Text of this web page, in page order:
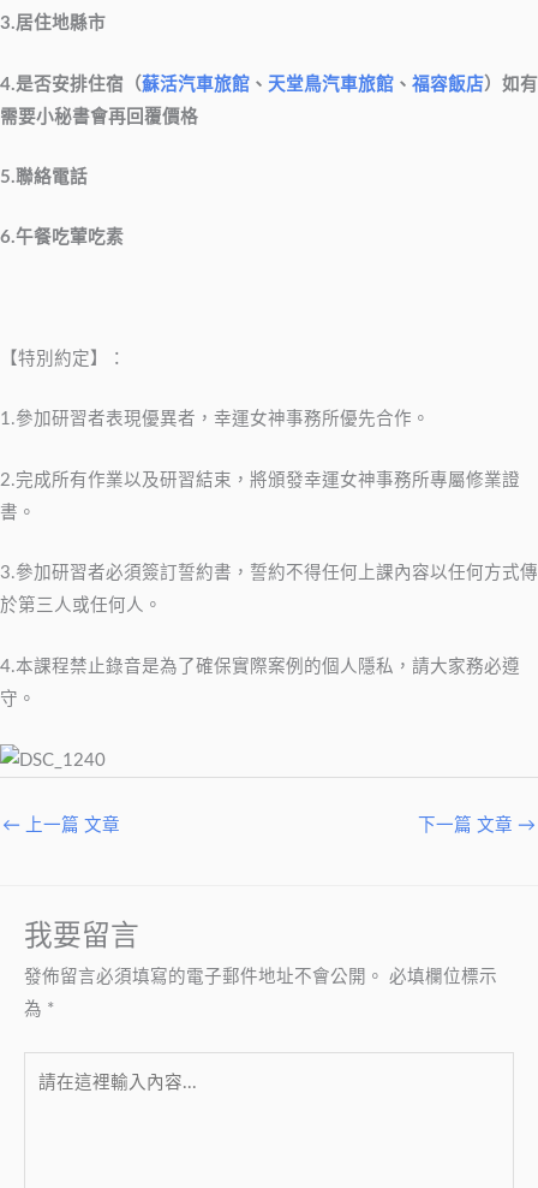
3.居住地縣市
4.是否安排住宿（蘇活汽車旅館 、 天堂鳥汽車旅館 、 福容飯店 ）如有
需要小秘書會再回覆價格
5.聯絡電話
6.午餐吃葷吃素
【特別約定】：
1.參加研習者表現優異者，幸運女神事務所優先合作。
2.完成所有作業以及研習結束，將頒發幸運女神事務所專屬修業證
書。
3.參加研習者必須簽訂誓約書，誓約不得任何上課內容以任何方式傳
於第三人或任何人。
4.本課程禁止錄音是為了確保實際案例的個人隱私，請大家務必遵
守。
← 上一篇 文章 下一篇 文章 →
我要留言
發佈留言必須填寫的電子郵件地址不會公開。 必填欄位標示
為 *